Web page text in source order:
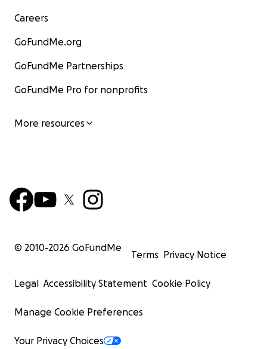
Careers
GoFundMe.org
GoFundMe Partnerships
GoFundMe Pro for nonprofits
More resources
© 2010-2026 GoFundMe
Terms Privacy Notice
Legal Accessibility Statement Cookie Policy
Manage Cookie Preferences
Your Privacy Choices